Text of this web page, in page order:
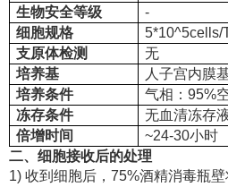
生物安全等级
-
细胞规格
5*10^5cells/
支原体检测
无
培养基
人子宫内膜
培养条件
气相：95%
冻存条件
无血清冻存
倍增时间
~24-30小时
二、细胞接收后的处理
1) 收到细胞后，75%酒精消毒瓶